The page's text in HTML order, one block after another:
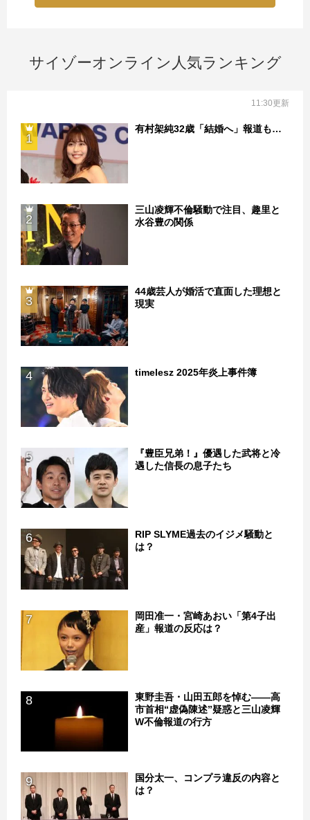
サイゾーオンライン人気ランキング
11:30更新
1
有村架純32歳「結婚へ」報道も…
2
三山凌輝不倫騒動で注目、趣里と
水谷豊の関係
3
44歳芸人が婚活で直面した理想と
現実
4 timelesz 2025年炎上事件簿
5
『豊臣兄弟！』優遇した武将と冷
遇した信長の息子たち
6
RIP SLYME過去のイジメ騒動と
は？
7
岡田准一・宮崎あおい「第4子出
産」報道の反応は？
8
東野圭吾・山田五郎を悼む――高
市首相“虚偽陳述”疑惑と三山凌輝
W不倫報道の行方
9
国分太一、コンプラ違反の内容と
は？